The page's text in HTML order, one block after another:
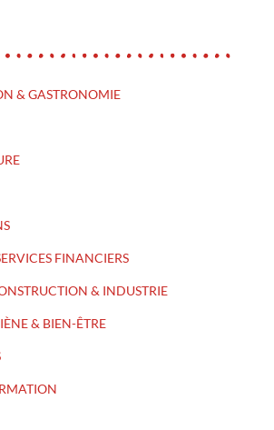
& GASTRONOMIE
FINANCIERS
& INDUSTRIE
& BIEN-ÊTRE​